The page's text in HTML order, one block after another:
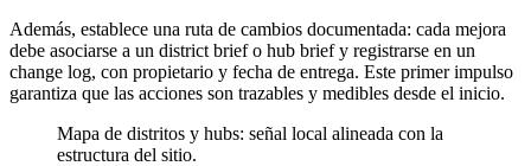
Además, establece una ruta de cambios documentada: cada mejora
debe asociarse a un district brief o hub brief y registrarse en un
change log, con propietario y fecha de entrega. Este primer impulso
garantiza que las acciones son trazables y medibles desde el inicio.
Mapa de distritos y hubs: señal local alineada con la
estructura del sitio.